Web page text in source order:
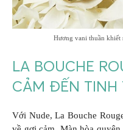
Hương vani thuần khiết
LA BOUCHE
CẢM ĐẾN TINH
Với Nude, La Bouche